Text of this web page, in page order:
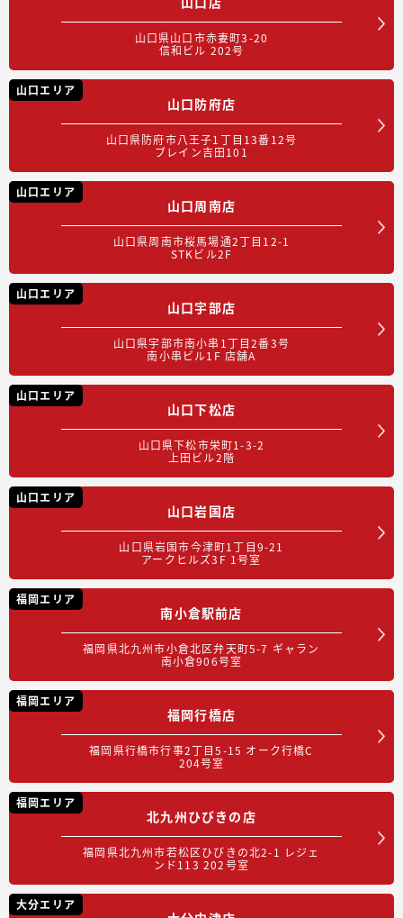
山口県山口市赤妻町3-20
信和ビル 202号
山口エリア
山口防府店
山口県防府市八王子1丁目13番12号
ブレイン吉田101
山口エリア
山口周南店
山口県周南市桜馬場通2丁目12-1
STKビル2F
山口エリア
山口宇部店
山口県宇部市南小串1丁目2番3号
南小串ビル1F 店舗A
山口エリア
山口下松店
山口県下松市栄町1-3-2
上田ビル2階
山口エリア
山口岩国店
山口県岩国市今津町1丁目9-21
アークヒルズ3F 1号室
福岡エリア
南小倉駅前店
福岡県北九州市小倉北区弁天町5-7 ギャラン
南小倉906号室
福岡エリア
福岡行橋店
福岡県行橋市行事2丁目5-15 オーク行橋C
204号室
福岡エリア
北九州ひびきの店
福岡県北九州市若松区ひびきの北2-1 レジェ
ンド113 202号室
大分エリア